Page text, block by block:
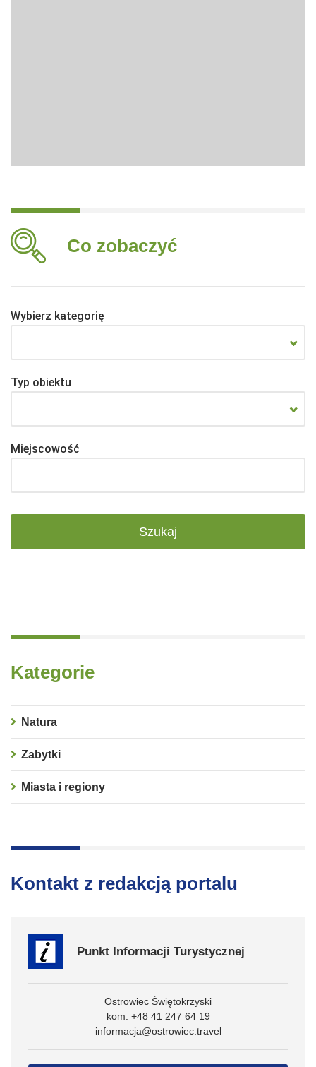
Co zobaczyć
Wybierz kategorię
Typ obiektu
Miejscowość
Kategorie
Natura
Zabytki
Miasta i regiony
Kontakt z redakcją portalu
Punkt Informacji Turystycznej
Ostrowiec Świętokrzyski
kom. +48 41 247 64 19
informacja@ostrowiec.travel